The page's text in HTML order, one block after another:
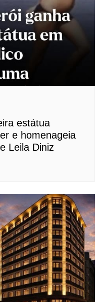
estátua
e homenageia
Leila Diniz